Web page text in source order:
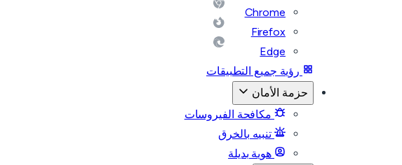
Chrome
Firefox
Edge
رؤية جميع التطبيقات
حزمة الأمان
مكافحة الفيروسات
تنبيه بالخرق
هوية بديلة